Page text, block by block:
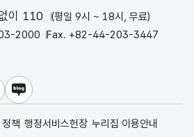
이 110
(평일 9시 ~ 18시, 무료)
2000 Fax. +82-44-203-3447
스북
블로그
책 행정서비스헌장 누리집 이용안내